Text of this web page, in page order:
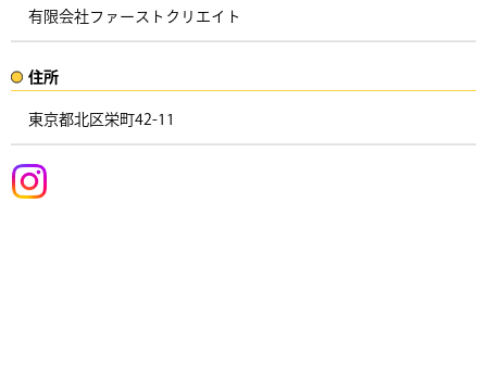
有限会社ファーストクリエイト
住所​​
東京都北区栄町42-11 ​